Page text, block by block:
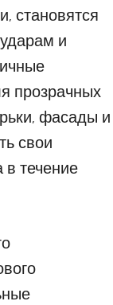
становятся
и
прозрачных
фасады и
свои
в течение